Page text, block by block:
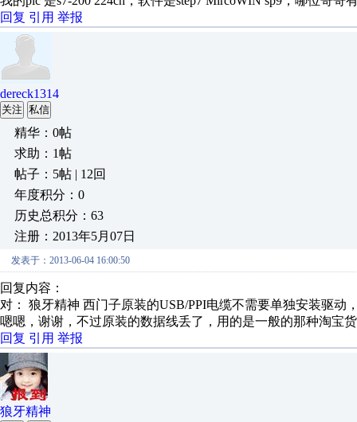
回复 引用 举报
dereck1314
关注 私信
精华：0帖
求助：1帖
帖子：5帖 | 12回
年度积分：0
历史总积分：63
注册：2013年5月07日
发表于：2013-06-04 16:00:50
回复内容：
对： 狼牙精神 西门子原装的USB/PPI电缆不需要单独安装驱动
嗯嗯，谢谢，不过原装的数据线丢了，用的是一般的那种淘宝
回复 引用 举报
狼牙精神